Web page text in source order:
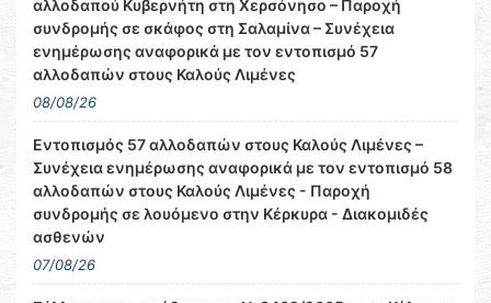
αλλοδαπού Κυβερνήτη στη Χερσόνησο – Παροχή
συνδρομής σε σκάφος στη Σαλαμίνα – Συνέχεια
ενημέρωσης αναφορικά με τον εντοπισμό 57
αλλοδαπών στους Καλούς Λιμένες
08/08/26
Εντοπισμός 57 αλλοδαπών στους Καλούς Λιμένες –
Συνέχεια ενημέρωσης αναφορικά με τον εντοπισμό 58
αλλοδαπών στους Καλούς Λιμένες - Παροχή
συνδρομής σε λουόμενο στην Κέρκυρα - Διακομιδές
ασθενών
07/08/26